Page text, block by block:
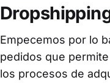
Empecemos por lo
pedidos que
los procesos de